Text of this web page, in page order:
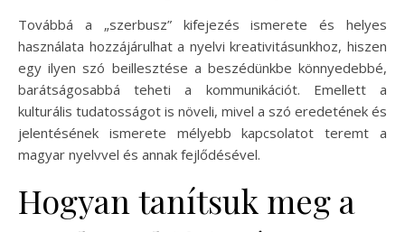
Továbbá a „szerbusz” kifejezés ismerete és helyes
használata hozzájárulhat a nyelvi kreativitásunkhoz, hiszen
egy ilyen szó beillesztése a beszédünkbe könnyedebbé,
barátságosabbá teheti a kommunikációt. Emellett a
kulturális tudatosságot is növeli, mivel a szó eredetének és
jelentésének ismerete mélyebb kapcsolatot teremt a
magyar nyelvvel és annak fejlődésével.
Hogyan tanítsuk meg a